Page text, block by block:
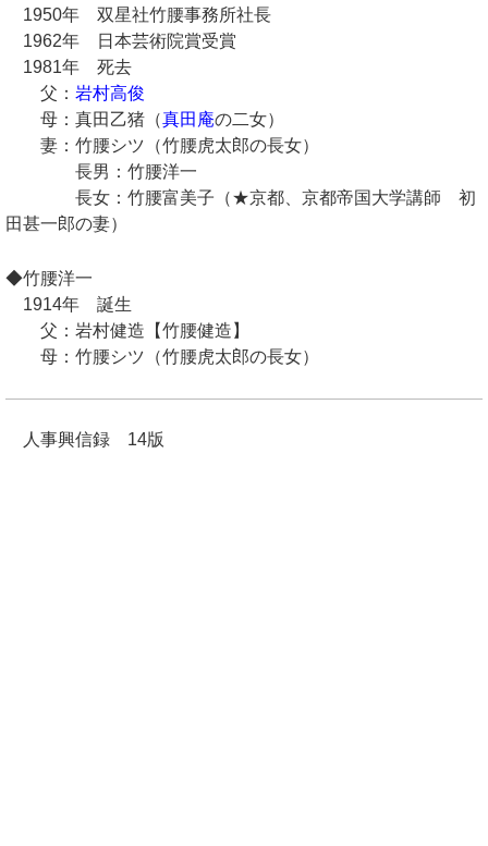
1950年 双星社竹腰事務所社長
1962年 日本芸術院賞受賞
1981年 死去
父： 岩村高俊
母：真田乙猪（真田庵の二女）
妻：竹腰シツ（竹腰虎太郎の長女）
長男：竹腰洋一
長女：竹腰富美子（★京都、京都帝国大学講師 初
田甚一郎の妻）
◆竹腰洋一
1914年 誕生
父：岩村健造【竹腰健造】
母：竹腰シツ（竹腰虎太郎の長女）
人事興信録 14版